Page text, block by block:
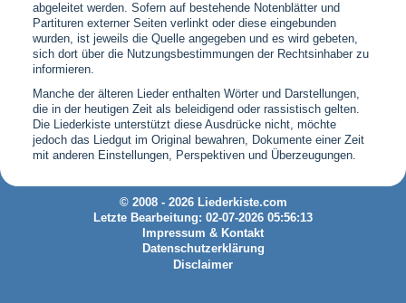
abgeleitet werden. Sofern auf bestehende Notenblätter und
Partituren externer Seiten verlinkt oder diese eingebunden
wurden, ist jeweils die Quelle angegeben und es wird gebeten,
sich dort über die Nutzungsbestimmungen der Rechtsinhaber zu
informieren.
Manche der älteren Lieder enthalten Wörter und Darstellungen,
die in der heutigen Zeit als beleidigend oder rassistisch gelten.
Die Liederkiste unterstützt diese Ausdrücke nicht, möchte
jedoch das Liedgut im Original bewahren, Dokumente einer Zeit
mit anderen Einstellungen, Perspektiven und Überzeugungen.
© 2008 - 2026 Liederkiste.com
Letzte Bearbeitung: 02-07-2026 05:56:13
Impressum & Kontakt
Datenschutzerklärung
Disclaimer